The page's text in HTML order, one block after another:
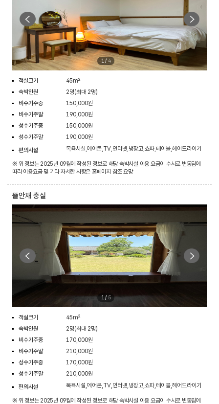
1 / 4
객실크기
45m²
숙박인원
2명(최대 2명)
비수기주중
150,000원
비수기주말
190,000원
성수기주중
150,000원
성수기주말
190,000원
편의시설
목욕시설,에어콘,TV,인터넷,냉장고,쇼파,테이블,헤어드라이기
※ 위 정보는 2025년 09월에 작성된 정보로 해당 숙박시설 이용 요금이 수시로 변동됨에
따라 이용요금 및 기타 자세한 사항은 홈페이지 참조 요망
뜰안채 충실
1 / 5
객실크기
45m²
숙박인원
2명(최대 2명)
비수기주중
170,000원
비수기주말
210,000원
성수기주중
170,000원
성수기주말
210,000원
편의시설
목욕시설,에어콘,TV,인터넷,냉장고,쇼파,테이블,헤어드라이기
※ 위 정보는 2025년 09월에 작성된 정보로 해당 숙박시설 이용 요금이 수시로 변동됨에